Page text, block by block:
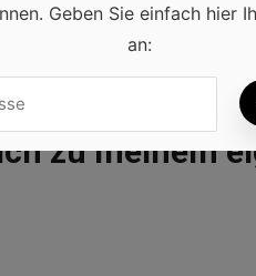
zu meinem
Geben Sie einfach hier
an: